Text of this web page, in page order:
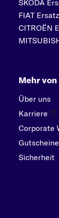
SKODA
FIAT
CITROËN
Mehr
Über uns
Karriere
Corporate
Gutscheine
Sicherheit